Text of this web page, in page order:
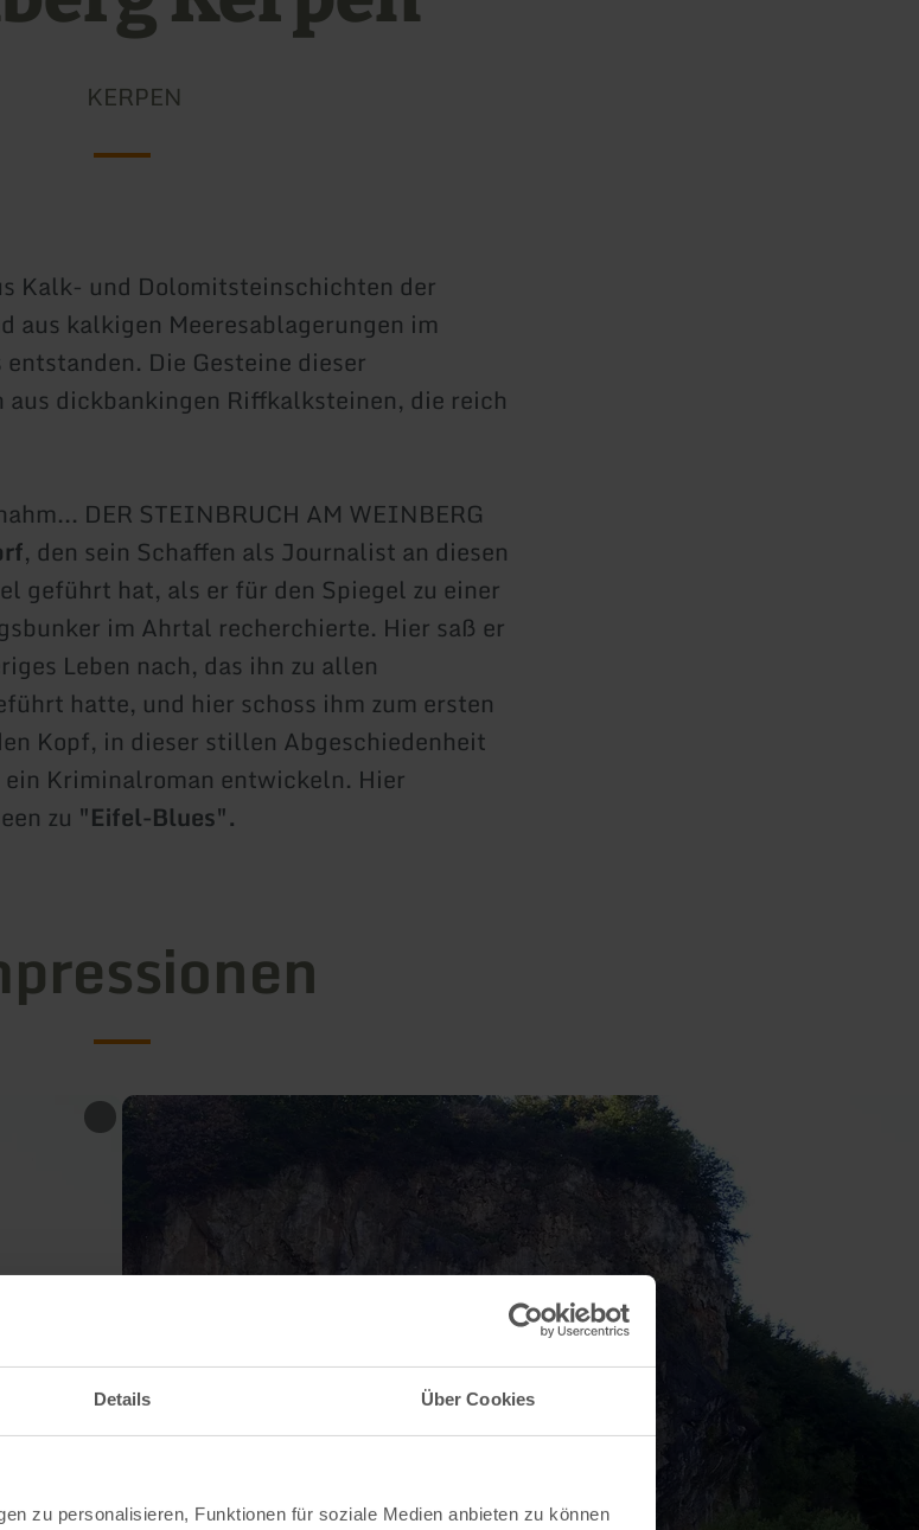
Details Über Cookies
zu personalisieren, Funktionen für soziale Medien anbieten zu können
KERPEN
Kalk- und Dolomitsteinschichten der
aus kalkigen Meeresablagerungen im
Die Gesteine dieser
dickbankingen Riffkalksteinen, die reich
DER STEINBRUCH AM WEINBERG
, den sein Schaffen als Journalist an diesen
geführt hat, als er für den Spiegel zu einer
im Ahrtal recherchierte. Hier saß er
Leben nach, das ihn zu allen
hatte, und hier schoss ihm zum ersten
Kopf, in dieser stillen Abgeschiedenheit
Kriminalroman entwickeln. Hier
zu "Eifel-Blues".